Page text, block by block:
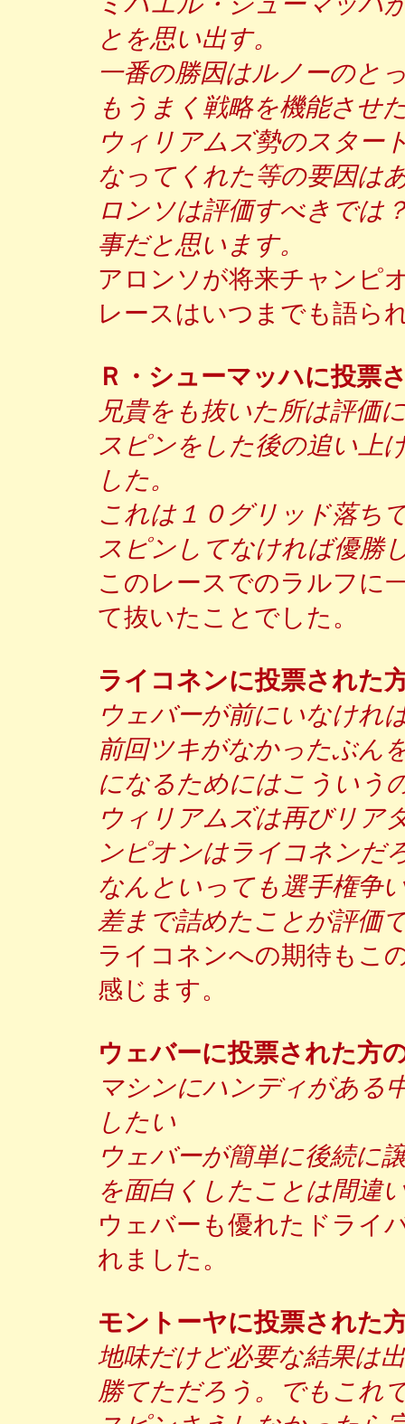
とを思い出す。
一番の勝因はルノーのと
もうまく戦略を機能させ
ウィリアムズ勢のスター
なってくれた等の要因は
ロンソは評価すべきで
事だと思います。
アロンソが将来チャンピ
レースはいつまでも語ら
Ｒ・シューマッハに投票
兄貴をも抜いた所は評価
スピンをした後の追い上
した。
これは１０グリッド落ち
スピンしてなければ優勝
このレースでのラルフに
て抜いたことでした。
ライコネンに投票された
ウェバーが前にいなけれ
前回ツキがなかったぶん
になるためにはこういう
ウィリアムズは再びリア
ンピオンはライコネンだ
なんといっても選手権争
差まで詰めたことが評価
ライコネンへの期待もこ
感じます。
ウェバーに投票された方
マシンにハンディがある
したい
ウェバーが簡単に後続に
を面白くしたことは間違
ウェバーも優れたドライ
れました。
モントーヤに投票された
地味だけど必要な結果は
勝てただろう。でもこれ